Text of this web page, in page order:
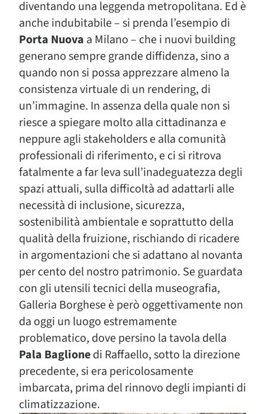
diventando una leggenda metropolitana. Ed è
anche indubitabile – si prenda l’esempio di
Porta Nuova a Milano – che i nuovi building
generano sempre grande diffidenza, sino a
quando non si possa apprezzare almeno la
consistenza virtuale di un rendering, di
un’immagine. In assenza della quale non si
riesce a spiegare molto alla cittadinanza e
neppure agli stakeholders e alla comunità
professionali di riferimento, e ci si ritrova
fatalmente a far leva sull’inadeguatezza degli
spazi attuali, sulla difficoltà ad adattarli alle
necessità di inclusione, sicurezza,
sostenibilità ambientale e soprattutto della
qualità della fruizione, rischiando di ricadere
in argomentazioni che si adattano al novanta
per cento del nostro patrimonio. Se guardata
con gli utensili tecnici della museografia,
Galleria Borghese è però oggettivamente non
da oggi un luogo estremamente
problematico, dove persino la tavola della
Pala Baglionedi Raffaello, sotto la direzione
precedente, si era pericolosamente
imbarcata, prima del rinnovo degli impianti di
climatizzazione.